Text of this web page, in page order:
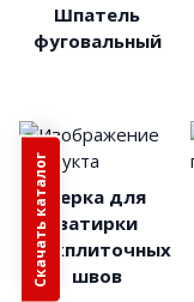
Шпатель
фуговальный
Терка для
затирки
межплиточных
швов
Скачать каталог